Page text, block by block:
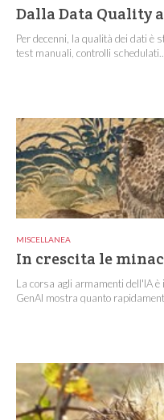
Dalla Data Quality
Per decenni, la qualità dei dati è
test manuali, controlli schedulati...
MISCELLANEA
In crescita le
La corsa agli armamenti dell'IA
GenAI mostra quanto